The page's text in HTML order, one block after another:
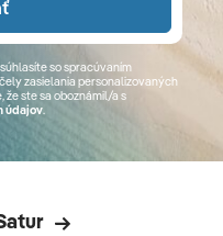
so spracúvaním
zasielania personalizovaných
že ste sa oboznámil/a s
údajov.